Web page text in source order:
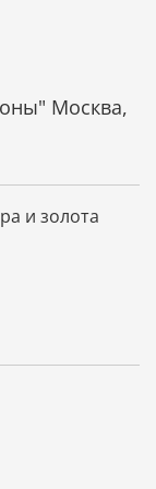
просто
и беречь от
и
и золота
Москва,